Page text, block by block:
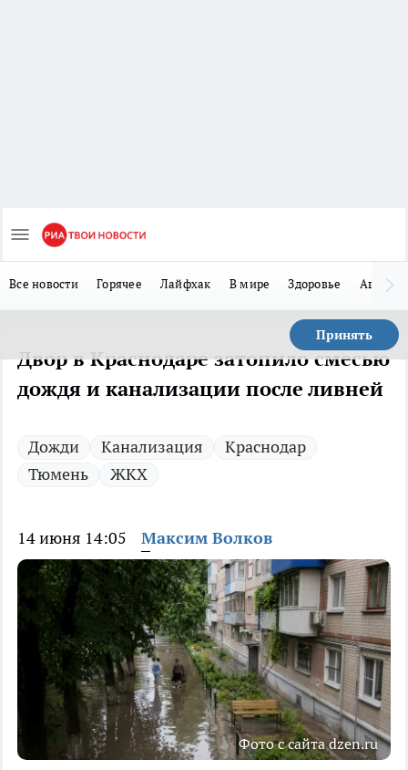
Все новости Горячее Лайфхак В мире Здоровье Авто
Принять
Двор в Краснодаре затопило смесью
дождя и канализации после ливней
Дожди Канализация
Краснодар
Тюмень
ЖКХ
14 июня 14:05 Максим Волков
Фото с сайта dzen.ru